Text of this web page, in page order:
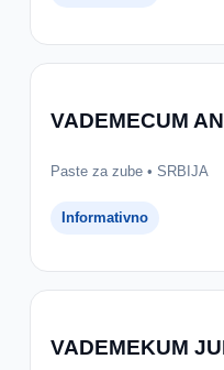
VADEMECUM
Paste za zube • SRBIJA
Informativno
VADEMEKUM